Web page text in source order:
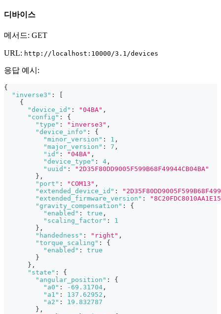
디바이스
메서드: GET
URL: http://localhost:10000/3.1/devices
응답 예시:
{
"inverse3" :
{
"device_id" : "04BA" ,
"config" :
{
"type" : "inverse3" ,
"device_info" :
{
"minor_version" : 1 ,
"major_version" : 7 ,
"id" : "04BA" ,
"device_type" : 4 ,
"uuid" :
"2D35F80DD9005F599B68F49944CB04BA"
} ,
"port" : "COM13" ,
"extended_device_id" :
"extended_firmware_version" :
"gravity_compensation" :
{
"enabled" : true ,
"scaling_factor" :
1
} ,
"handedness" : "right" ,
"torque_scaling" :
{
"enabled" :
true
}
} ,
"state" :
{
"angular_position" :
{
"a0" : -69.31704 ,
"a1" : 137.62952 ,
"a2" :
19.832787
} ,